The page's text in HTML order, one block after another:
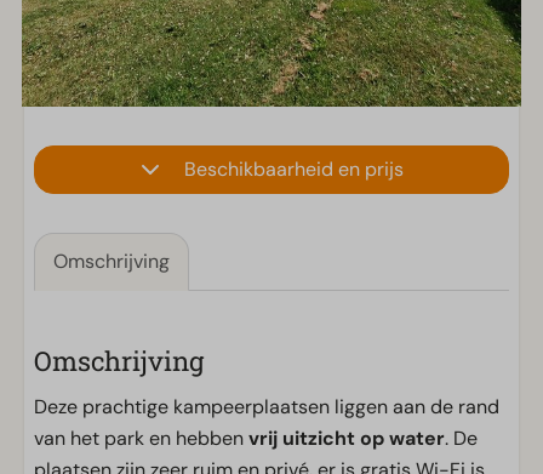
Beschikbaarheid en prijs
Omschrijving
Omschrijving
Deze prachtige kampeerplaatsen liggen aan de rand
van het park en hebbenvrij uitzicht op water. De